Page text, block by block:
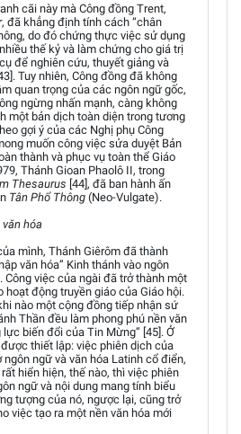
cãi này mà Công đồng Trent,
, đã khẳng định tính cách “chân
do đó chứng thực việc sử dụng
thế kỷ và làm chứng cho giá trị
để nghiên cứu, thuyết giảng và
Tuy nhiên, Công đồng đã không
quan trọng của các ngôn ngữ gốc,
ngừng nhấn mạnh, càng không
một bản dịch toàn diện trong tương
gợi ý của các Nghị phụ Công
muốn công việc sửa duyệt Bản
thành và phục vụ toàn thể Giáo
Thánh Gioan Phaolô II, trong
Thesaurus [44], đã ban hành ấn
Tân Phổ Thông (Neo-Vulgate).
hóa
mình, Thánh Giêrôm đã thành
văn hóa” Kinh thánh vào ngôn
Công việc của ngài đã trở thành một
hoạt động truyền giáo của Giáo hội.
nào một cộng đồng tiếp nhận sứ
Thần đều làm phong phú nền văn
biến đổi của Tin Mừng” [45]. Ở
thiết lập: việc phiên dịch của
ngữ và văn hóa Latinh cổ điển,
hiển hiện, thế nào, thì việc phiên
ngữ và nội dung mang tính biểu
tượng của nó, ngược lại, cũng trở
việc tạo ra một nền văn hóa mới